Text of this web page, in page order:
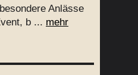
Anlässe
b ... mehr